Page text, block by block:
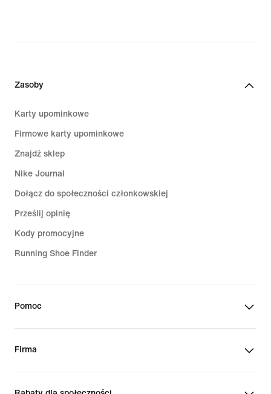
Zasoby
Karty upominkowe
Firmowe karty upominkowe
Znajdź sklep
Nike Journal
Dołącz do społeczności członkowskiej
Prześlij opinię
Kody promocyjne
Running Shoe Finder
Pomoc
Firma